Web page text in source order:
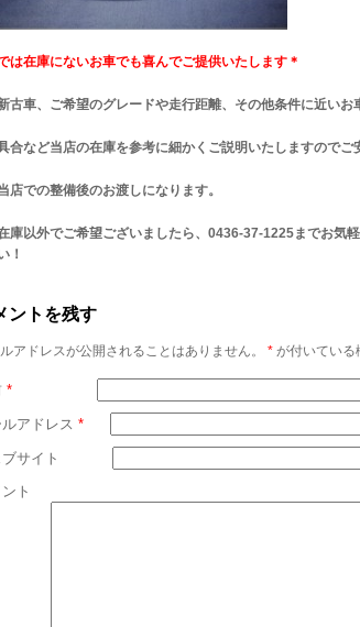
は在庫にないお車でも喜んでご提供いたします＊
古車、ご希望のグレードや走行距離、その他条件に近いお
合など当店の在庫を参考に細かくご説明いたしますのでご
店での整備後のお渡しになります。
庫以外でご希望ございましたら、0436-37-1225までお気
！
ントを残す
アドレスが公開されることはありません。 *が付いている
*
ルアドレス *
サイト
ト